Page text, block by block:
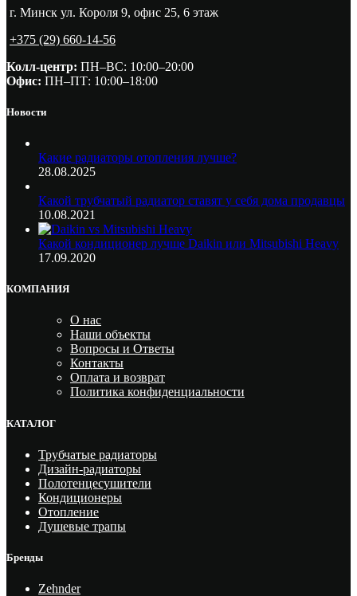
г. Минск ул. Короля 9, офис 25, 6 этаж
+375 (29) 660-14-56
Колл-центр: ПН–ВС: 10:00–20:00​
Офис: ПН–ПТ: 10:00–18:00
Новости
Какие радиаторы отопления лучше?
28.08.2025
Какой трубчатый радиатор ставят у себя дома продавцы
10.08.2021
Какой кондиционер лучше Daikin или Mitsubishi Heavy
17.09.2020
КОМПАНИЯ
О нас
Наши объекты
Вопросы и Ответы
Контакты
Оплата и возврат
Политика конфиденциальности
КАТАЛОГ
Трубчатые радиаторы
Дизайн-радиаторы
Полотенцесушители
Кондиционеры
Отопление
Душевые трапы
Бренды
Zehnder